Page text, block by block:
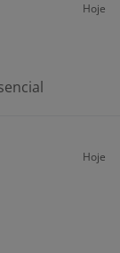
Hoje
Hoje